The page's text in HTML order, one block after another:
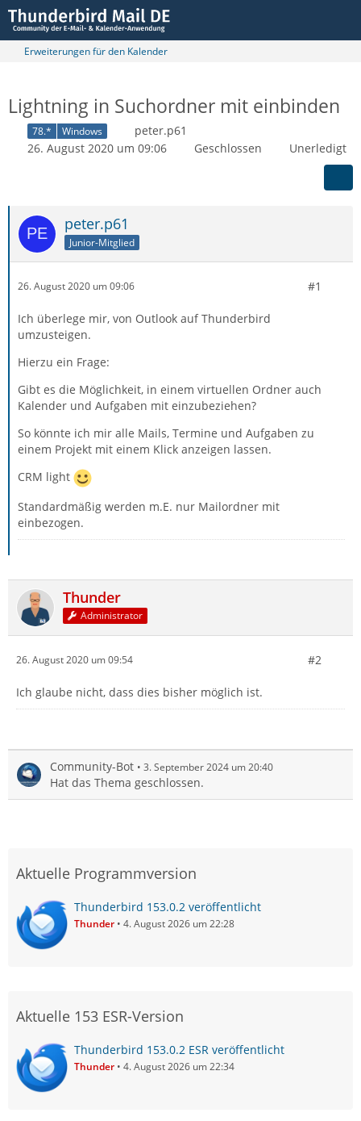
Erweiterungen für den Kalender
Lightning in Suchordner mit einbinden
78.* Windows
peter.p61
26. August 2020 um 09:06
Geschlossen Unerledigt
peter.p61
Junior-Mitglied
26. August 2020 um 09:06 #1
Ich überlege mir, von Outlook auf Thunderbird
umzusteigen.
Hierzu ein Frage:
Gibt es die Möglichkeit, in einem virtuellen Ordner auch
Kalender und Aufgaben mit einzubeziehen?
So könnte ich mir alle Mails, Termine und Aufgaben zu
einem Projekt mit einem Klick anzeigen lassen.
CRM light
Standardmäßig werden m.E. nur Mailordner mit
einbezogen.
Thunder
Administrator
26. August 2020 um 09:54 #2
Ich glaube nicht, dass dies bisher möglich ist.
Community-Bot 3. September 2024 um 20:40
Hat das Thema geschlossen.
Aktuelle Programmversion
Thunderbird 153.0.2 veröffentlicht
Thunder 4. August 2026 um 22:28
Aktuelle 153 ESR-Version
Thunderbird 153.0.2 ESR veröffentlicht
Thunder 4. August 2026 um 22:34